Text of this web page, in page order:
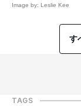
Image by: Leslie Kee
す
TAGS